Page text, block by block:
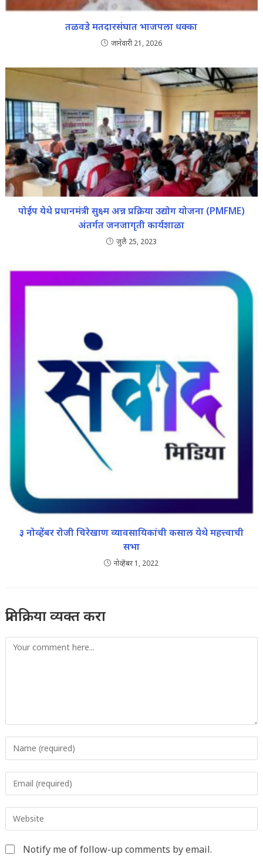
तळवडे मतदारसंघात भाजपला धक्का
जानेवारी 21, 2026
पोईप येथे प्रधानमंत्री सुक्ष्म अन्न प्रक्रिया उद्योग योजना (PMFME)
अंतर्गत जनजागृती कार्यशाळा
जुलै 25, 2023
३ नोव्हेंबर रोजी चिरेखाण व्यावसायिकांची कसाल येथे महत्त्वाची
सभा
नोव्हेंबर 1, 2022
प्रतिक्रिया व्यक्त करा
Comment
your
username
to
comment
your
address
to
comment
your
URL
Notify me of follow-up comments by email.